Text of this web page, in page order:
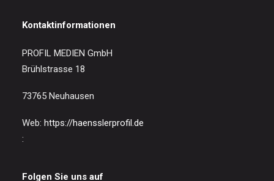
Kontaktinformationen
PROFIL MEDIEN GmbH
Brühlstrasse 18
73765 Neuhausen
Web: https://haensslerprofil.de
:
Folgen Sie uns auf